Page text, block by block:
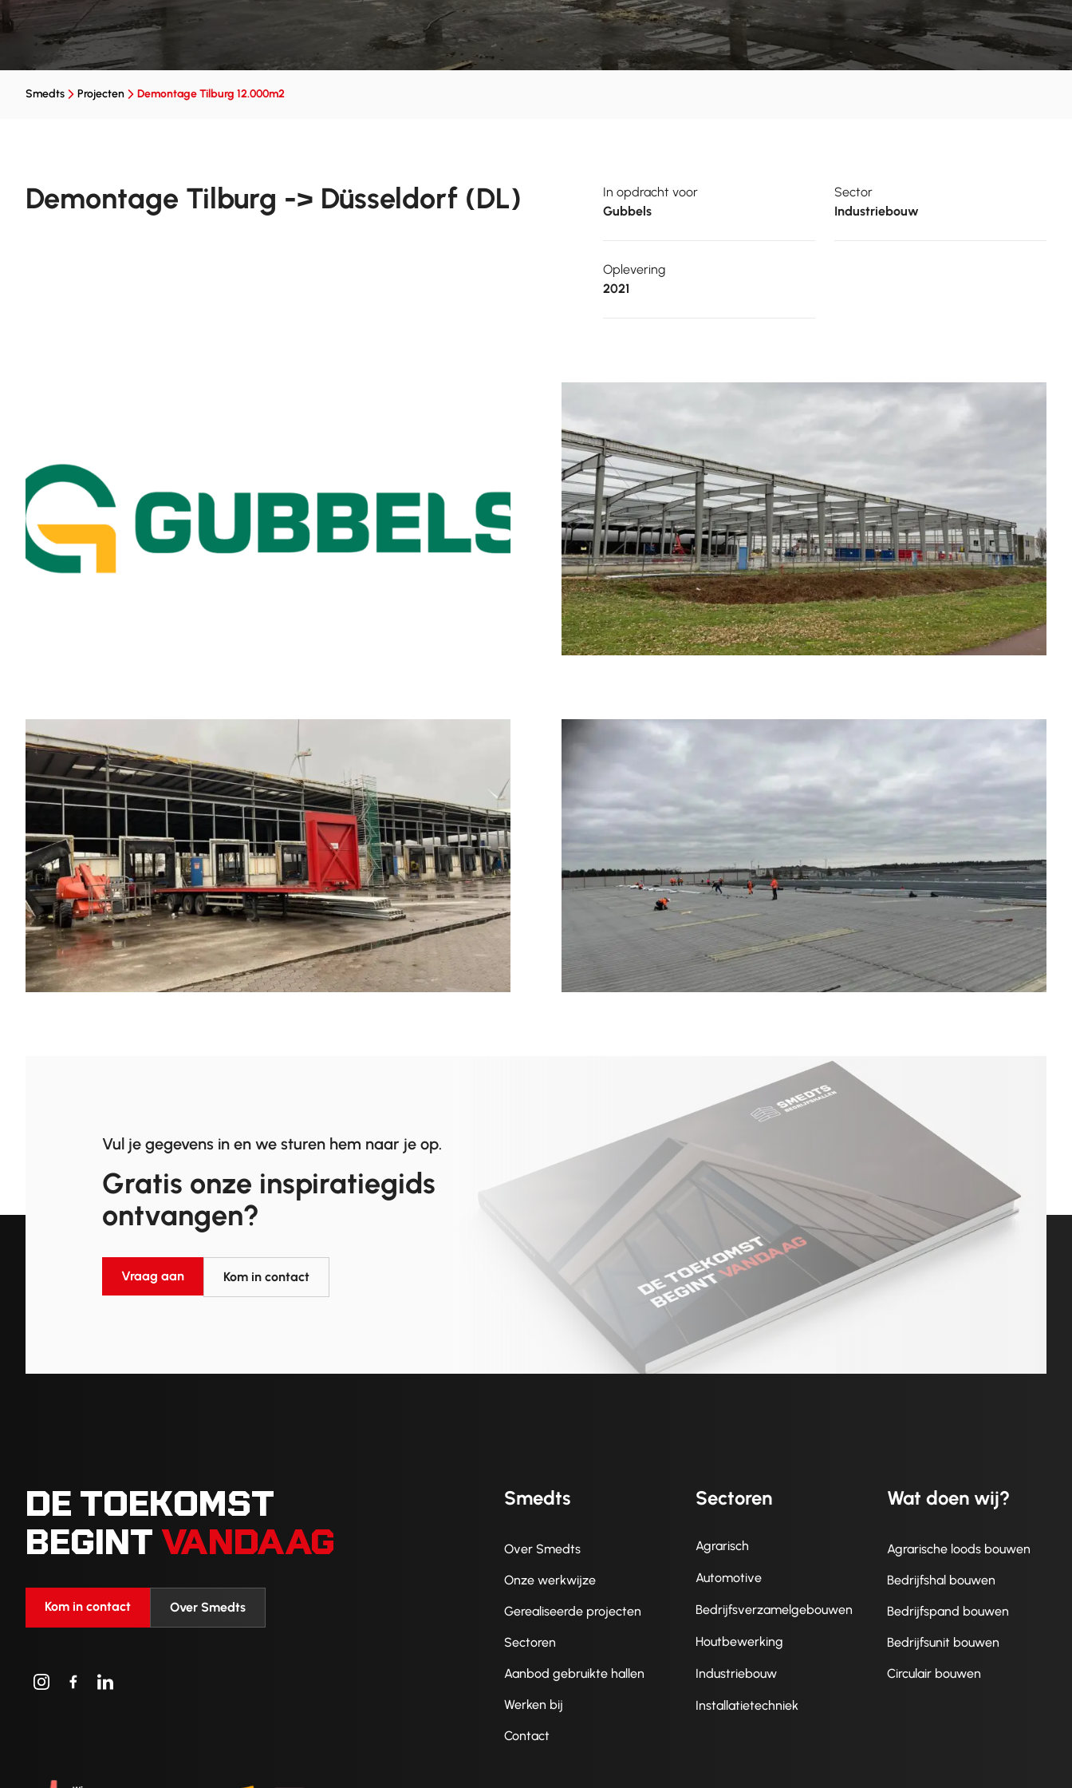
Smedts Projecten Demontage Tilburg 12.000m2
Demontage Tilburg -> Düsseldorf (DL)
In opdracht voor
Gubbels
Sector
Industriebouw
Oplevering
2021
Vul je gegevens in en we sturen hem naar je op.
Gratis onze inspiratiegids
ontvangen?
Vraag aan Kom in contact
DE TOEKOMST
BEGINT VANDAAG
Kom in contact Over Smedts
Smedts
Over Smedts
Onze werkwijze
Gerealiseerde projecten
Sectoren
Aanbod gebruikte hallen
Werken bij
Contact
Sectoren
Agrarisch
Automotive
Bedrijfsverzamelgebouwen
Houtbewerking
Industriebouw
Installatietechniek
Wat doen wij?
Agrarische loods bouwen
Bedrijfshal bouwen
Bedrijfspand bouwen
Bedrijfsunit bouwen
Circulair bouwen